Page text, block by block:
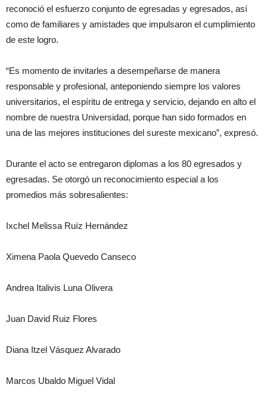
reconoció el esfuerzo conjunto de egresadas y egresados, así
como de familiares y amistades que impulsaron el cumplimiento
de este logro.
“Es momento de invitarles a desempeñarse de manera
responsable y profesional, anteponiendo siempre los valores
universitarios, el espíritu de entrega y servicio, dejando en alto el
nombre de nuestra Universidad, porque han sido formados en
una de las mejores instituciones del sureste mexicano”, expresó.
Durante el acto se entregaron diplomas a los 80 egresados y
egresadas. Se otorgó un reconocimiento especial a los
promedios más sobresalientes:
Ixchel Melissa Ruíz Hernández
Ximena Paola Quevedo Canseco
Andrea Italivis Luna Olivera
Juan David Ruiz Flores
Diana Itzel Vásquez Alvarado
Marcos Ubaldo Miguel Vidal